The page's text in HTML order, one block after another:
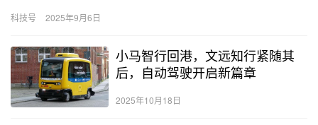
科技号 2025年9月6日
小马智行回港，文远知行紧随其
后，自动驾驶开启新篇章
2025年10月18日